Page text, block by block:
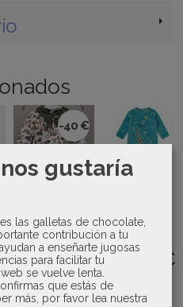
-40 €
Giselle
24600
19,90 €
59,90 €
enterizo
cohete...
19,00 €
gustaría
las galletas de chocolate,
contribución a tu
a enseñarte jugosas
para facilitar tu
se vuelve lenta.
que estás de
más, por favor lea nuestra